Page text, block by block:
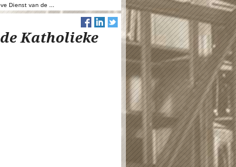
Dienst van de ...
Katholieke